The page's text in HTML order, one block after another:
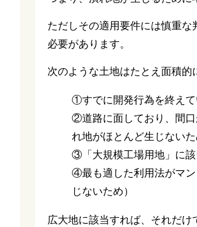
ただしその適用要件には慎重
必要があります。
次のような土地はたとえ面積的
①すでに開発行為を終えて
②道路に面しており、間口
れ地がほとんど生じないた
③「大規模工場用地」に該
④最も適した利用法がマン
じないため）
広大地に該当すれば、それだ